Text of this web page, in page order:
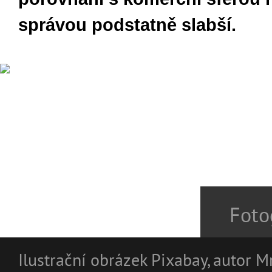
správou podstatně slabší.
Ilustrační obrázek Pixabay, autor